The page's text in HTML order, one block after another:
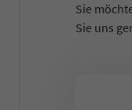
Sie
Sie uns
Sales Manager